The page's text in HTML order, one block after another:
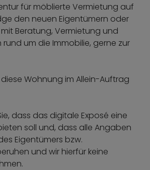
für möblierte Vermietung auf
den neuen Eigentümern oder
Beratung, Vermietung und
um die Immobilie, gerne zur
Wohnung im Allein-Auftrag
dass das digitale Exposé eine
soll und, dass alle Angaben
Eigentümers bzw.
und wir hierfür keine